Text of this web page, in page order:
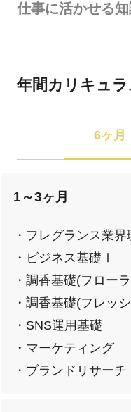
仕事に活かせる知
年間カリキュラ
6ヶ月
1～3ヶ月
・フレグランス業界
・ビジネス基礎Ⅰ
・調香基礎(フロー
・調香基礎(フレッ
・SNS運用基礎
・マーケティング
・ブランドリサーチ